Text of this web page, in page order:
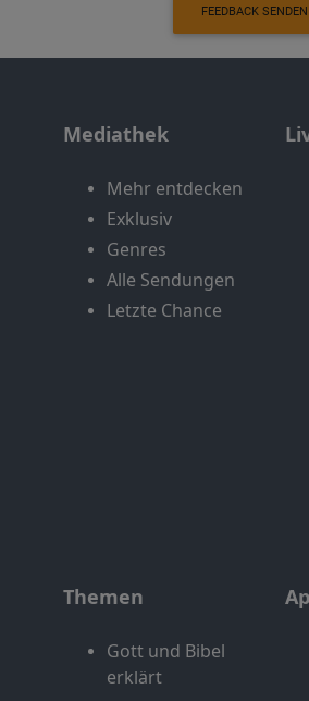
FEEDBACK SENDEN
Mediathek
Mehr entdecken
Exklusiv
Genres
Alle Sendungen
Letzte Chance
Themen
Gott und Bibel
erklärt